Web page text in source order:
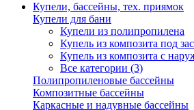
Купели, бассейны, тех. приямок
Купели для бани
Купели из полипропилена
Купель из композита под
Купель из композита с
Все категории (3)
Полипропиленовые бассейны
Композитные бассейны
Каркасные и надувные бассейны